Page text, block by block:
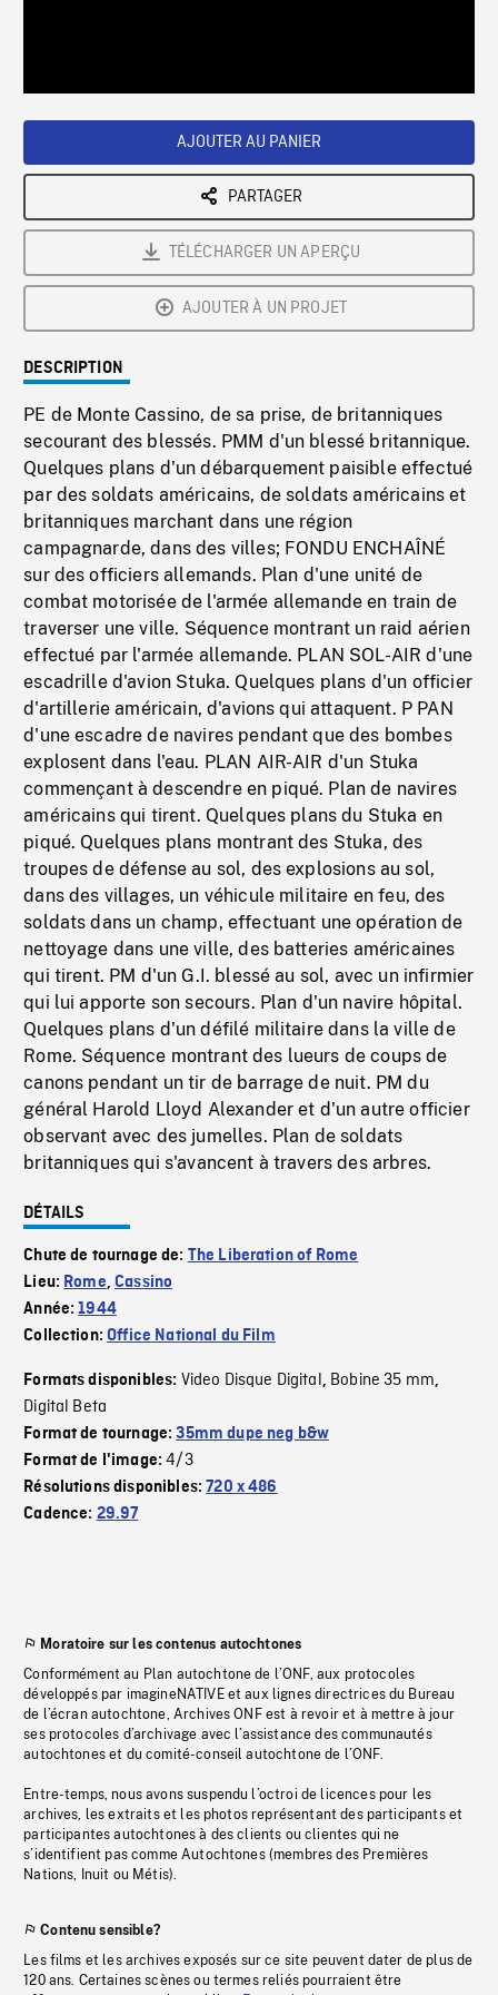
AJOUTER AU PANIER
PARTAGER
TÉLÉCHARGER UN APERÇU
AJOUTER À UN PROJET
DESCRIPTION
PE de Monte Cassino, de sa prise, de britanniques
secourant des blessés. PMM d'un blessé britannique.
Quelques plans d'un débarquement paisible effectué
par des soldats américains, de soldats américains et
britanniques marchant dans une région
campagnarde, dans des villes; FONDU ENCHAÎNÉ
sur des officiers allemands. Plan d'une unité de
combat motorisée de l'armée allemande en train de
traverser une ville. Séquence montrant un raid aérien
effectué par l'armée allemande. PLAN SOL-AIR d'une
escadrille d'avion Stuka. Quelques plans d'un officier
d'artillerie américain, d'avions qui attaquent. P PAN
d'une escadre de navires pendant que des bombes
explosent dans l'eau. PLAN AIR-AIR d'un Stuka
commençant à descendre en piqué. Plan de navires
américains qui tirent. Quelques plans du Stuka en
piqué. Quelques plans montrant des Stuka, des
troupes de défense au sol, des explosions au sol,
dans des villages, un véhicule militaire en feu, des
soldats dans un champ, effectuant une opération de
nettoyage dans une ville, des batteries américaines
qui tirent. PM d'un G.I. blessé au sol, avec un infirmier
qui lui apporte son secours. Plan d'un navire hôpital.
Quelques plans d'un défilé militaire dans la ville de
Rome. Séquence montrant des lueurs de coups de
canons pendant un tir de barrage de nuit. PM du
général Harold Lloyd Alexander et d'un autre officier
observant avec des jumelles. Plan de soldats
britanniques qui s'avancent à travers des arbres.
DÉTAILS
Chute de tournage de: The Liberation of Rome
Lieu: Rome,Cassino
Année:1944
Collection:Office National du Film
Formats disponibles: Video Disque Digital, Bobine 35 mm,
Digital Beta
Format de tournage:35mm dupe neg b&w
Format de l'image:4/3
Résolutions disponibles:720 x 486
Cadence: 29.97
Moratoire sur les contenus autochtones
Conformément au Plan autochtone de l’ONF, aux protocoles
développés par imagineNATIVE et aux lignes directrices du Bureau
de l’écran autochtone, Archives ONF est à revoir et à mettre à jour
ses protocoles d’archivage avec l’assistance des communautés
autochtones et du comité-conseil autochtone de l’ONF.
Entre-temps, nous avons suspendu l’octroi de licences pour les
archives, les extraits et les photos représentant des participants et
participantes autochtones à des clients ou clientes qui ne
s’identifient pas comme Autochtones (membres des Premières
Nations, Inuit ou Métis).
Contenu sensible?
Les films et les archives exposés sur ce site peuvent dater de plus de
120 ans. Certaines scènes ou termes reliés pourraient être